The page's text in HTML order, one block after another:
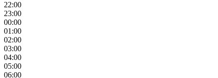
22:00
23:00
00:00
01:00
02:00
03:00
04:00
05:00
06:00